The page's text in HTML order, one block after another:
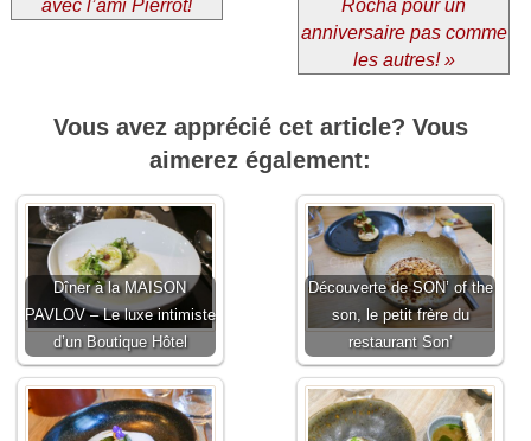
avec l’ami Pierrot!
Rocha pour un
anniversaire pas comme
les autres! »
Vous avez apprécié cet article? Vous
aimerez également:
Dîner à la MAISON
PAVLOV – Le luxe intimiste
d’un Boutique Hôtel
Découverte de SON’ of the
son, le petit frère du
restaurant Son’